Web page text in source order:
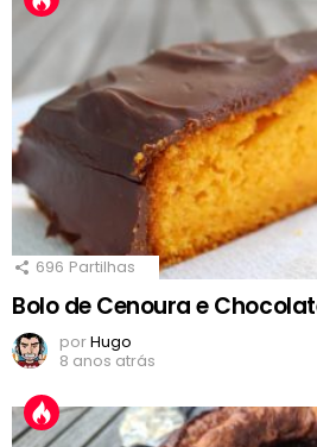
696 Partilhas
Bolo de Cenoura e
porHugo
8 anos atrás